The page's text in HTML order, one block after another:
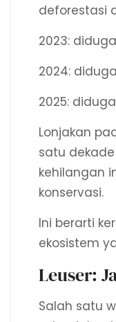
deforestasi
2023:
2024:
2025:
Lonjakan
satu
kehilangan
konservasi.
Ini berarti
ekosistem
Leuser:
Salah satu